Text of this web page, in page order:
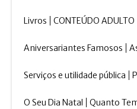
Livros CONTEÚDO ADULTO
Aniversariantes Famosos
Serviços e utilidade pública
O Seu Dia Natal Quanto